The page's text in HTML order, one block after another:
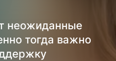
неожиданные
тогда важно